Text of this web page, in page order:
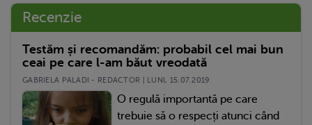
Recenzie
Testăm și recomandăm: probabil cel mai bun
ceai pe care l-am băut vreodată
GABRIELA PALADI - REDACTOR | LUNI, 15.07.2019
O regulă importantă pe care
trebuie să o respecți atunci când